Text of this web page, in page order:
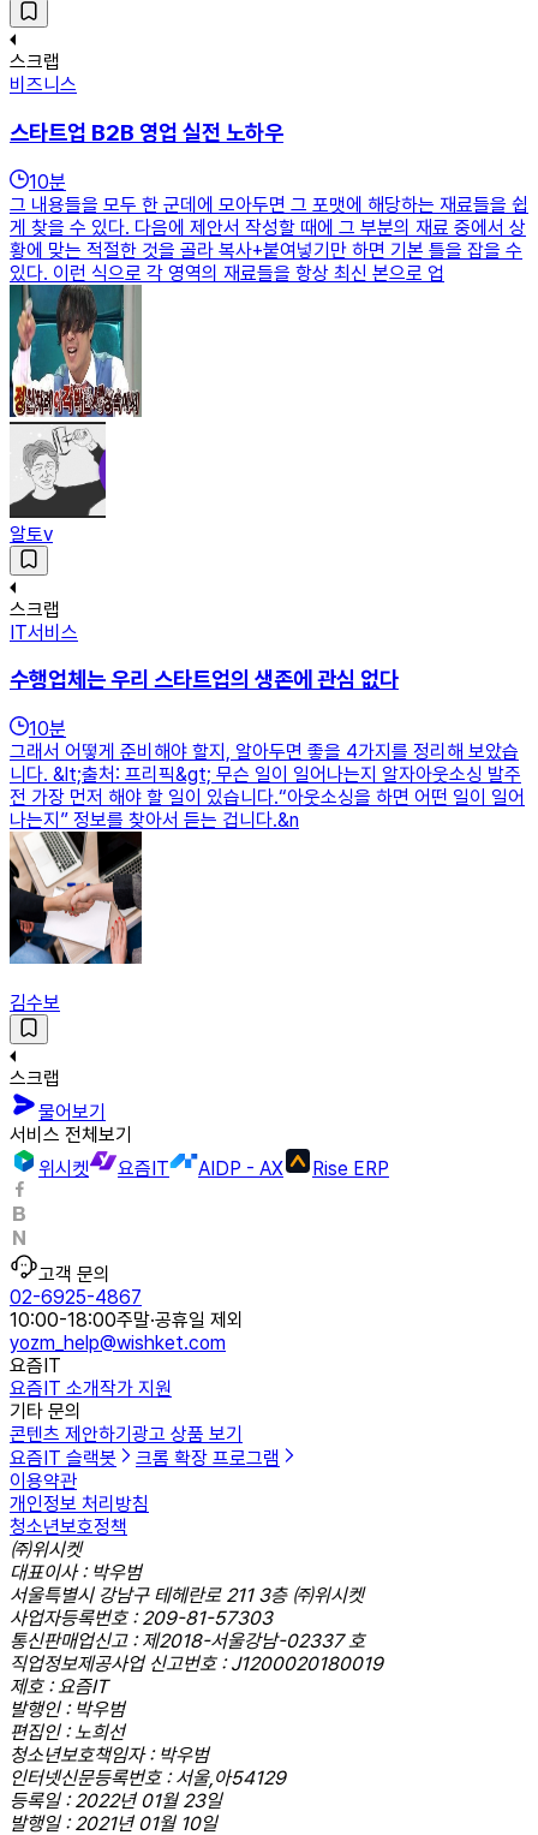
스크랩
비즈니스
스타트업 B2B 영업 실전 노하우
10분
그 내용들을 모두 한 군데에 모아두면 그 포맷에 해당하는 재료들을 쉽
게 찾을 수 있다. 다음에 제안서 작성할 때에 그 부분의 재료 중에서 상
황에 맞는 적절한 것을 골라 복사+붙여넣기만 하면 기본 틀을 잡을 수
있다. 이런 식으로 각 영역의 재료들을 항상 최신 본으로 업
알토v
스크랩
IT서비스
수행업체는 우리 스타트업의 생존에 관심 없다
10분
그래서 어떻게 준비해야 할지, 알아두면 좋을 4가지를 정리해 보았습
니다. &lt;출처: 프리픽&gt; 무슨 일이 일어나는지 알자아웃소싱 발주
전 가장 먼저 해야 할 일이 있습니다.“아웃소싱을 하면 어떤 일이 일어
나는지” 정보를 찾아서 듣는 겁니다.&n
김수보
스크랩
물어보기
서비스 전체보기
위시켓
요즘IT AIDP - AX Rise ERP
고객 문의
02-6925-4867
10:00-18:00주말·공휴일 제외
yozm_help@wishket.com
요즘IT
요즘IT 소개작가 지원
기타 문의
콘텐츠 제안하기 광고 상품 보기
요즘IT 슬랙봇
크롬 확장 프로그램
이용약관
개인정보 처리방침
청소년보호정책
㈜위시켓
대표이사 : 박우범
서울특별시 강남구 테헤란로 211 3층 ㈜위시켓
사업자등록번호 : 209-81-57303
통신판매업신고 : 제2018-서울강남-02337 호
직업정보제공사업 신고번호 : J1200020180019
제호 : 요즘IT
발행인 : 박우범
편집인 : 노희선
청소년보호책임자 : 박우범
인터넷신문등록번호 : 서울,아54129
등록일 : 2022년 01월 23일
발행일 : 2021년 01월 10일